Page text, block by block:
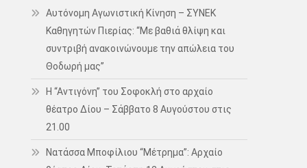
Αυτόνομη Αγωνιστική Κίνηση – ΣΥΝΕΚ
Καθηγητών Πιερίας: “Με βαθιά θλίψη και
συντριβή ανακοινώνουμε την απώλεια του
Θοδωρή μας”
Η “Αντιγόνη” του Σοφοκλή στο αρχαίο
θέατρο Δίου – Σάββατο 8 Αυγούστου στις
21.00
Νατάσσα Μποφίλιου “Μέτρημα”: Αρχαίο